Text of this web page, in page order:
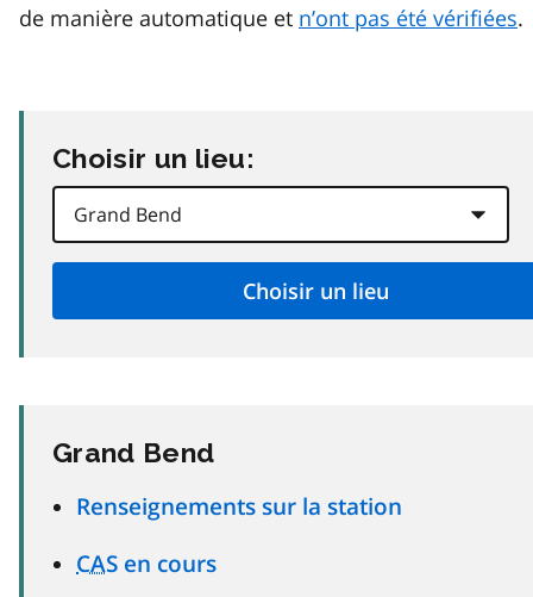
de manière automatique et n’ont pas été vérifiées.
Choisir un lieu:
Grand Bend
Renseignements sur la station
CAS en cours